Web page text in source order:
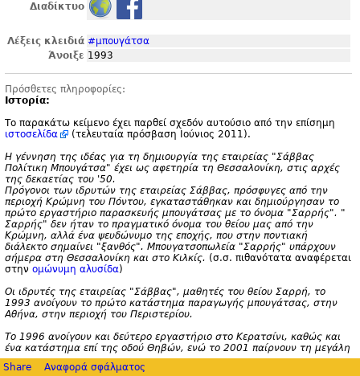
Διαδίκτυο
Λέξεις κλειδιά #μπουγάτσα
Άνοιξε 1993
Πρόσθετες πληροφορίες:
Ιστορία:
Το παρακάτω κείμενο έχει παρθεί σχεδόν αυτούσιο από την επίσημη
ιστοσελίδα
(τελευταία πρόσβαση Ιούνιος 2011).
Η γέννηση της ιδέας για τη δημιουργία της εταιρείας "Σάββας
Πολίτικη Μπουγάτσα" έχει ως αφετηρία τη Θεσσαλονίκη, στις αρχές
της δεκαετίας του '50.
Πρόγονοι των ιδρυτών της εταιρείας Σάββας, πρόσφυγες από την
περιοχή Κρώμνη του Πόντου, εγκαταστάθηκαν και δημιούργησαν το
πρώτο εργαστήριο παρασκευής μπουγάτσας με το όνομα "Σαρρής". "
Σαρρής" δεν ήταν το πραγματικό όνομα του θείου μας από την
Κρώμνη, αλλά ένα ψευδώνυμο της εποχής, που στην ποντιακή
διάλεκτο σημαίνει "ξανθός". Μπουγατσοπωλεία "Σαρρής" υπάρχουν
σήμερα στη Θεσσαλονίκη και στο Κιλκίς. (σ.σ. πιθανότατα αναφέρεται
στην ομώνυμη αλυσίδα)
Οι ιδρυτές της εταιρείας "Σάββας", μαθητές του θείου Σαρρή, το
1993 ανοίγουν το πρώτο κατάστημα παραγωγής μπουγάτσας, στην
Αθήνα, στην περιοχή του Περιστερίου.
Το 1996 ανοίγουν και δεύτερο εργαστήριο στο Κερατσίνι, καθώς και
ένα κατάστημα επί της οδού Θηβών, ενώ το 2001 παίρνουν τη μεγάλη
απόφαση και ιδρύουν την εταιρεία "Σάββας Πολίτικη Μπουγάτσα".
Στην προσπάθειά τους μάλιστα να κρατηθεί η παράδοση και η
Share Αναφορά σφάλματος